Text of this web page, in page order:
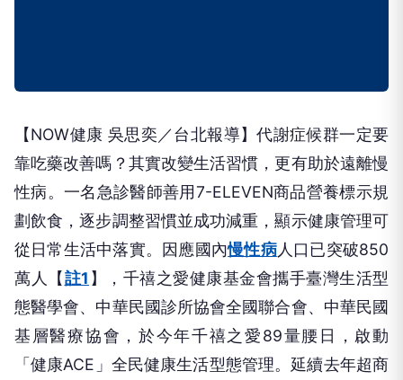
【NOW健康 吳思奕／台北報導】代謝症候群一定要
靠吃藥改善嗎？其實改變生活習慣，更有助於遠離慢
性病。一名急診醫師善用7-ELEVEN商品營養標示規
劃飲食，逐步調整習慣並成功減重，顯示健康管理可
從日常生活中落實。因應國內慢性病人口已突破850
萬人【註1 】，千禧之愛健康基金會攜手臺灣生活型
態醫學會、中華民國診所協會全國聯合會、中華民國
基層醫療協會，於今年千禧之愛89量腰日，啟動
「健康ACE」全民健康生活型態管理。延續去年超商